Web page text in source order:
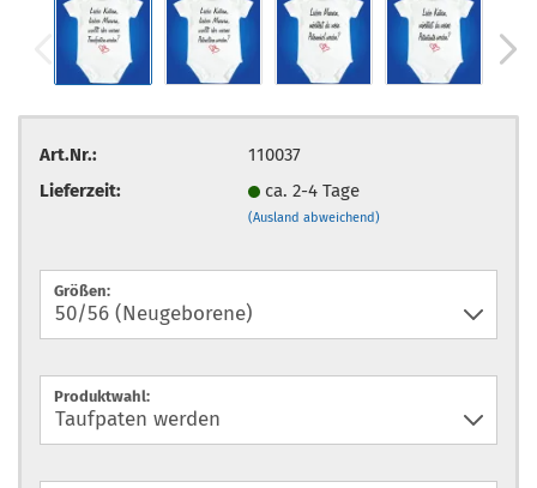
Art.Nr.:
110037
Lieferzeit:
ca. 2-4 Tage
(Ausland abweichend)
Größen:
Produktwahl: